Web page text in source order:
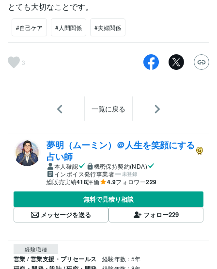
とても大切なことです。
#自己ケア #人間関係 #夫婦関係
3
一覧に戻る
夢明（ムーミン）＠人生を笑顔にする
占い師
本人確認
機密保持契約(NDA)
インボイス発行事業者
未登録
総販売実績418評価 4.9フォロワー229
無料で見積り相談
メッセージを送る
フォロー229
経験職種
営業 / 営業支援・プリセールス 経験年数 : 5年